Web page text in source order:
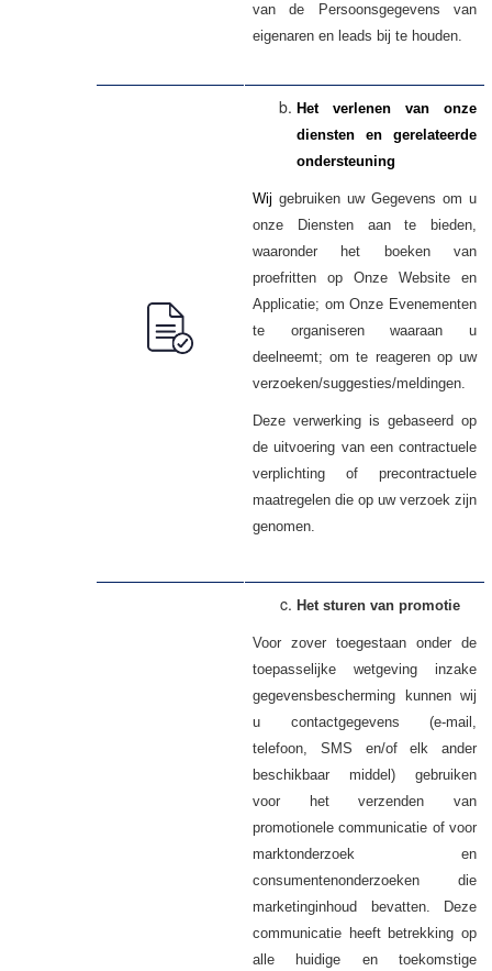
van de Persoonsgegevens van
eigenaren en leads bij te houden.
Het verlenen van onze
diensten en gerelateerde
ondersteuning
Wij gebruiken uw Gegevens om u
onze Diensten aan te bieden,
waaronder het boeken van
proefritten op Onze Website en
Applicatie; om Onze Evenementen
te organiseren waaraan u
deelneemt; om te reageren op uw
verzoeken/suggesties/meldingen.
Deze verwerking is gebaseerd op
de uitvoering van een contractuele
verplichting of precontractuele
maatregelen die op uw verzoek zijn
genomen.
Het sturen van promotie
Voor zover toegestaan onder de
toepasselijke wetgeving inzake
gegevensbescherming kunnen wij
u contactgegevens (e-mail,
telefoon, SMS en/of elk ander
beschikbaar middel) gebruiken
voor het verzenden van
promotionele communicatie of voor
marktonderzoek en
consumentenonderzoeken die
marketinginhoud bevatten. Deze
communicatie heeft betrekking op
alle huidige en toekomstige